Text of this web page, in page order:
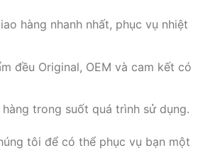
hàng nhanh nhất, phục vụ nhiệt
đều Original, OEM và cam kết có
trong suốt quá trình sử dụng.
tôi để có thể phục vụ bạn một